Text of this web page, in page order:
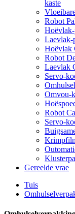
kaste
Robot
Hoëvlak-
Laevlak-
Hoëvlak
Robot
Laevlak
Servo-
Omvou-
Robot
Servo-
Gereelde vrae
Tuis